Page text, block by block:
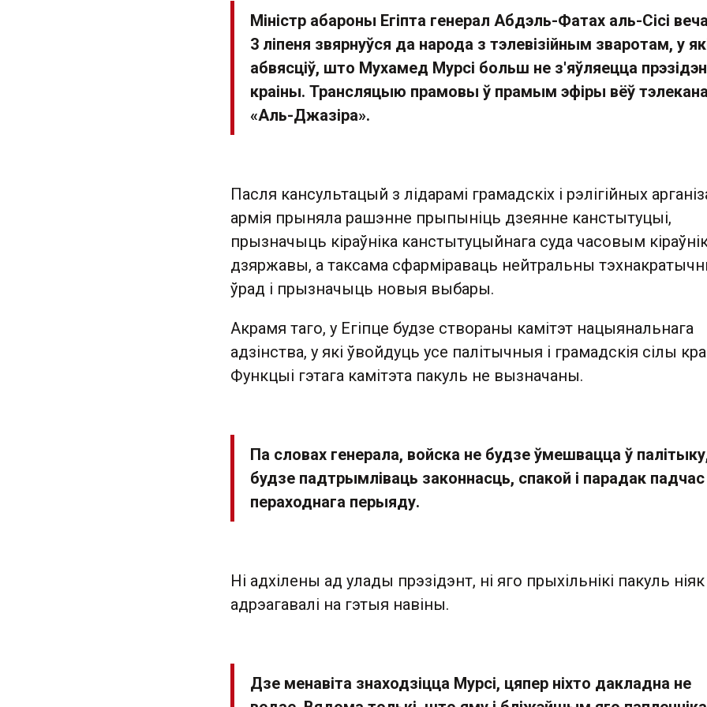
Міністр абароны Егіпта генерал Абдэль-Фатах аль-Сісі
3 ліпеня звярнуўся да народа з тэлевізійным зваротам, у
абвясціў, што Мухамед Мурсі больш не з'яўляецца
краіны. Трансляцыю прамовы ў прамым эфіры вёў
«Аль-Джазіра».
Пасля кансультацый з лідарамі грамадскіх і рэлігійных
армія прыняла рашэнне прыпыніць дзеянне канстытуцыі,
прызначыць кіраўніка канстытуцыйнага суда часовым
дзяржавы, а таксама сфарміраваць нейтральны
ўрад і прызначыць новыя выбары.
Акрамя таго, у Егіпце будзе створаны камітэт нацыянальнага
адзінства, у які ўвойдуць усе палітычныя і грамадскія сілы
Функцыі гэтага камітэта пакуль не вызначаны.
Па словах генерала, войска не будзе ўмешвацца ў
будзе падтрымліваць законнасць, спакой і парадак падчас
пераходнага перыяду.
Ні адхілены ад улады прэзідэнт, ні яго прыхільнікі пакуль
адрэагавалі на гэтыя навіны.
Дзе менавіта знаходзіцца Мурсі, цяпер ніхто дакладна не